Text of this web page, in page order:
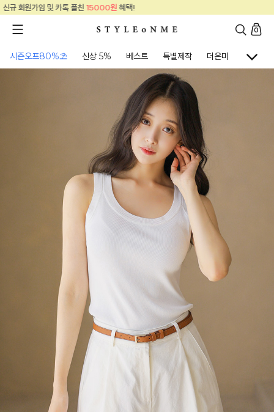
신규 회원가입 및 카톡 플친
0
시즌오프80%⛱ 신상 5% 베스트 특별제작 더온미 골프웨어